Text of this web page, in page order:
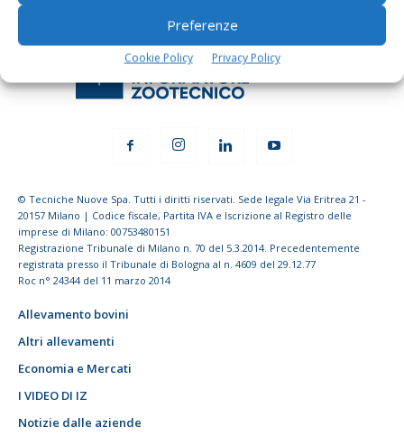
Preferenze
Cookie Policy Privacy Policy
© Tecniche Nuove Spa. Tutti i diritti riservati. Sede legale Via Eritrea 21 -
20157 Milano | Codice fiscale, Partita IVA e Iscrizione al Registro delle
imprese di Milano: 00753480151
Registrazione Tribunale di Milano n. 70 del 5.3.2014. Precedentemente
registrata presso il Tribunale di Bologna al n. 4609 del 29.12.77
Roc n° 24344 del 11 marzo 2014
Allevamento bovini
Altri allevamenti
Economia e Mercati
I VIDEO DI IZ
Notizie dalle aziende